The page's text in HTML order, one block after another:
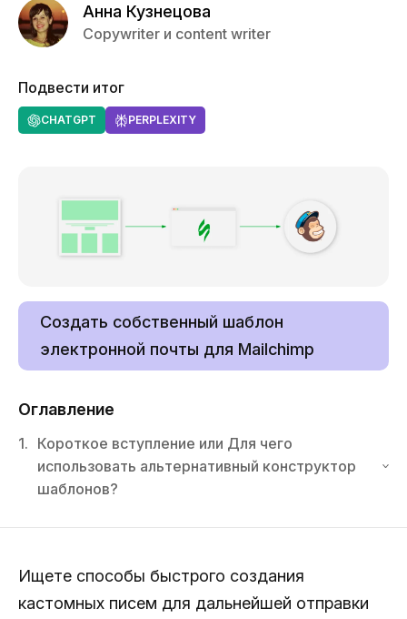
Анна Кузнецова
Copywriter и content writer
Подвести итог
CHATGPT PERPLEXITY
Создать собственный шаблон
электронной почты для Mailchimp
Оглавление
1. Короткое вступление или Для чего
использовать альтернативный конструктор
шаблонов?
Ищете способы быстрого создания
кастомных писем для дальнейшей отправки